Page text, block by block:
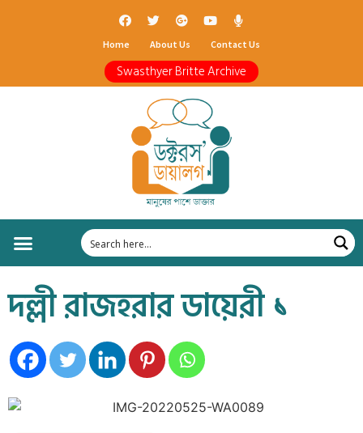
Home About Us Contact Us
Swasthyer Britte Archive
দল্লী রাজহরার ডায়েরী ১